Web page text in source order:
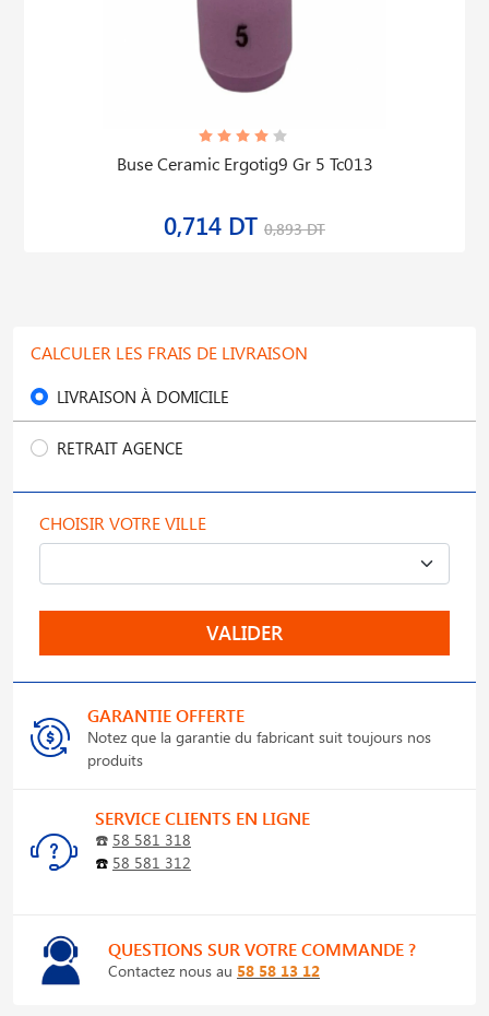
Buse Ceramic Ergotig9 Gr 5 Tc013
0,714 DT 0,893 DT
CALCULER LES FRAIS DE LIVRAISON
LIVRAISON À DOMICILE
RETRAIT AGENCE
CHOISIR VOTRE VILLE
VALIDER
GARANTIE OFFERTE
Notez que la garantie du fabricant suit toujours nos
produits
SERVICE CLIENTS EN LIGNE
☎️ 58 581 318
☎️ 58 581 312
QUESTIONS SUR VOTRE COMMANDE ?
Contactez nous au 58 58 13 12